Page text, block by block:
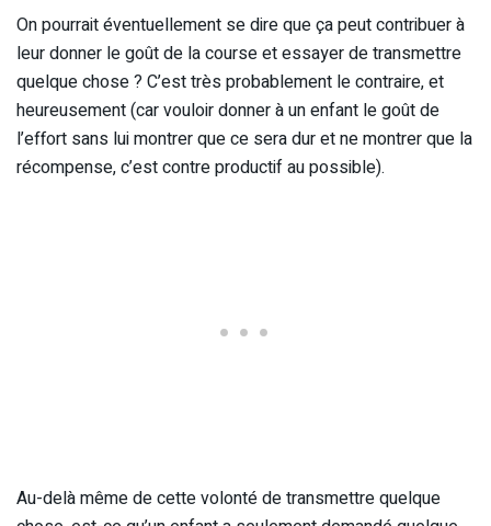
On pourrait éventuellement se dire que ça peut contribuer à
leur donner le goût de la course et essayer de transmettre
quelque chose ? C’est très probablement le contraire, et
heureusement (car vouloir donner à un enfant le goût de
l’effort sans lui montrer que ce sera dur et ne montrer que la
récompense, c’est contre productif au possible).
Au-delà même de cette volonté de transmettre quelque